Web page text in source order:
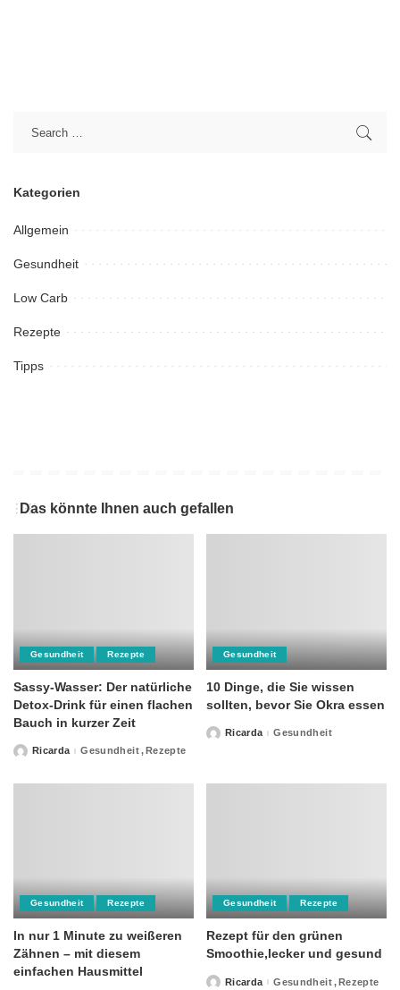
Kategorien
Allgemein
Gesundheit
Low Carb
Rezepte
Tipps
Das könnte Ihnen auch gefallen
Gesundheit Rezepte
Sassy-Wasser: Der natürliche
Detox-Drink für einen flachen
Bauch in kurzer Zeit
PostedRicarda Gesundheit Rezepte
Gesundheit
10 Dinge, die Sie wissen
sollten, bevor Sie Okra essen
PostedRicarda Gesundheit
Gesundheit Rezepte
In nur 1 Minute zu weißeren
Zähnen – mit diesem
einfachen Hausmittel
Gesundheit Rezepte
Rezept für den grünen
Smoothie,lecker und gesund
PostedRicarda Gesundheit Rezepte